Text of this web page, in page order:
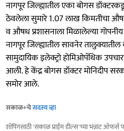
नागपूर जिल्ह्यातील एका बोगस
ठेवलेला सुमारे 1.07 लाख किमतीचा
व औषध प्रशासनाला मिळालेल्या
नागपूर जिल्ह्यातील सावनेर
सामुदायिक इलेक्ट्रो होमिओपॅथिक
आली. हे केंद्र बोगस डॉक्टर मोनिदीप
समोर आले.
सकाळ+चेसदस्य व्हा
शॉपिंगसाठी 'सकाळ प्राईम डील्स'च्या भन्नाट ऑफर्स